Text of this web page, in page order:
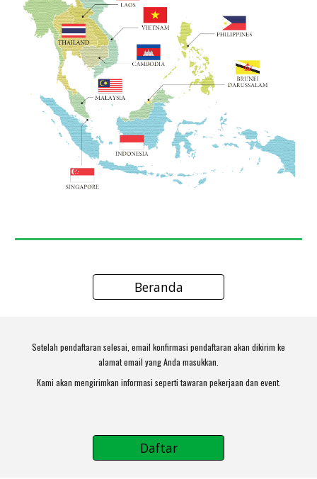
Beranda
Setelah pendaftaran selesai, email konfirmasi pendaftaran akan dikirim ke
alamat email yang Anda masukkan.
Kami akan mengirimkan informasi seperti tawaran pekerjaan dan event.
Daftar